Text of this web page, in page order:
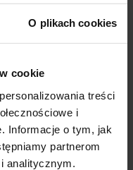
O plikach cookies
cookie
treści
i
Informacje o tym, jak
partnerom
analitycznym.